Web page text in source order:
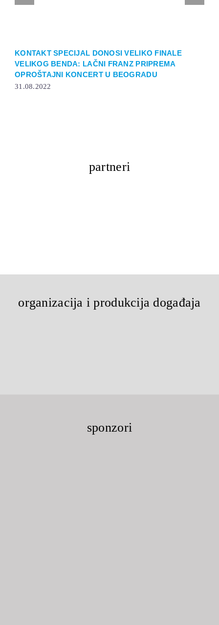
KONTAKT SPECIJAL DONOSI VELIKO FINALE
VELIKOG BENDA: LAČNI FRANZ PRIPREMA
OPROŠTAJNI KONCERT U BEOGRADU
31.08.2022
partneri
organizacija i produkcija događaja
sponzori